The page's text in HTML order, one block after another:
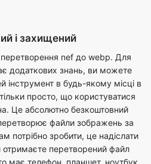
nef до webp. Для
додаткових знань, ви можете
інструмент в будь-якому місці в
просто, що користуватися
Це абсолютно безкоштовний
файли зображень за
потрібно зробити, це надіслати
отримаєте перетворений файл
має телефон, планшет, ноутбук
до цього інструменту і
його безкоштовно.